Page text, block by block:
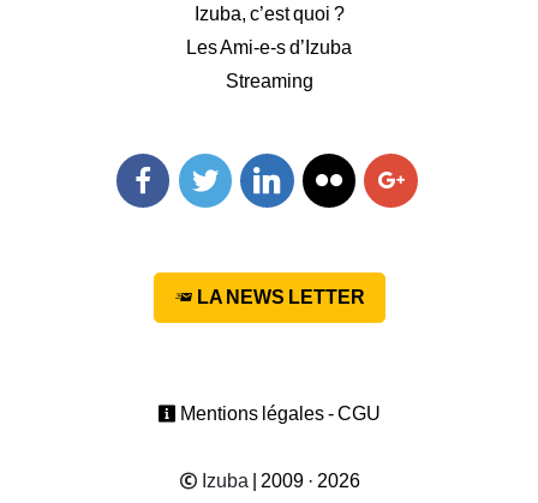
Izuba, c’est quoi ?
Les Ami-e-s d’Izuba
Streaming
LA NEWS LETTER
Mentions légales - CGU
Izuba | 2009 · 2026